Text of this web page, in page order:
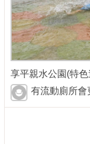
享平親水公園(特
有流動廁所會